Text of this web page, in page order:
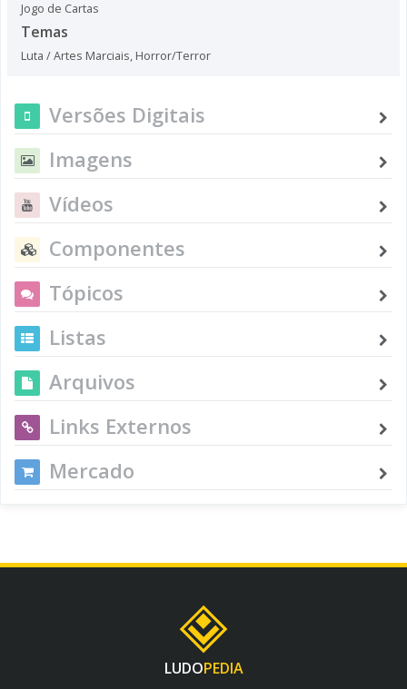
Jogo de Cartas
Temas
Luta / Artes Marciais, Horror/Terror
Versões Digitais
Imagens
Vídeos
Componentes
Tópicos
Listas
Arquivos
Links Externos
Mercado
LUDOPEDIA